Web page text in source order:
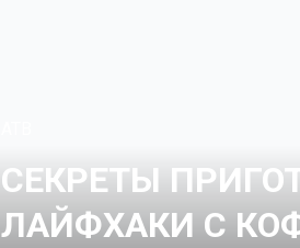
СЕКРЕТЫ
ЛАЙФХАКИ С